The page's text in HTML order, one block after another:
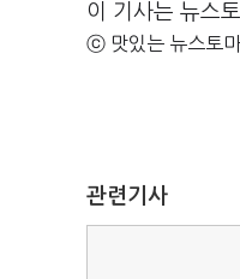
이 기사는 뉴스
ⓒ 맛있는 뉴스토
관련기사